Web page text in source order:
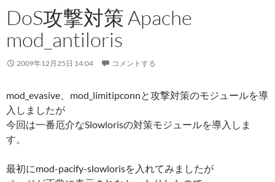
DoS攻撃対策 Apache
mod_antiloris
2009年12月25日 14:04 コメントする
mod_evasive、mod_limitipconnと攻撃対策のモジュールを導
入しましたが
今回は一番厄介なSlowlorisの対策モジュールを導入しま
す。
最初にmod-pacify-slowlorisを入れてみましたが